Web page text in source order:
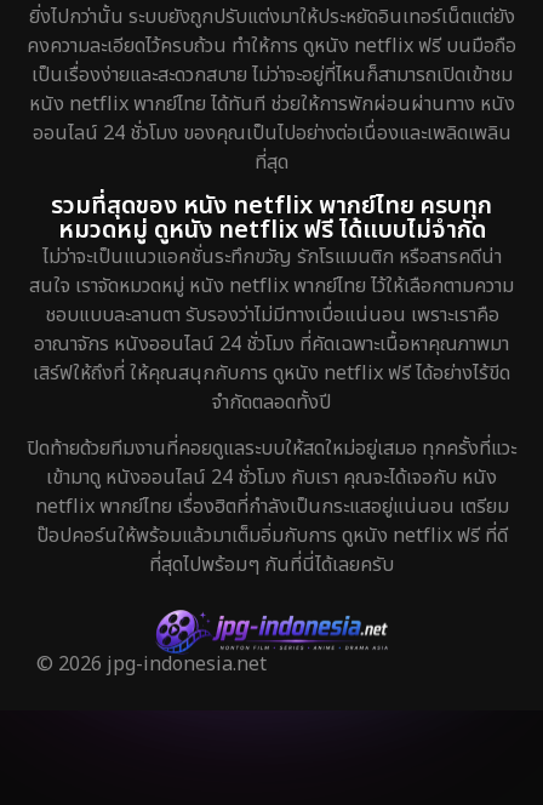
ยิ่งไปกว่านั้น ระบบยังถูกปรับแต่งมาให้ประหยัดอินเทอร์เน็ตแต่ยัง
คงความละเอียดไว้ครบถ้วน ทำให้การ ดูหนัง netflix ฟรี บนมือถือ
เป็นเรื่องง่ายและสะดวกสบาย ไม่ว่าจะอยู่ที่ไหนก็สามารถเปิดเข้าชม
หนัง netflix พากย์ไทย ได้ทันที ช่วยให้การพักผ่อนผ่านทาง หนัง
ออนไลน์ 24 ชั่วโมง ของคุณเป็นไปอย่างต่อเนื่องและเพลิดเพลิน
ที่สุด
รวมที่สุดของ หนัง netflix พากย์ไทย ครบทุก
หมวดหมู่ ดูหนัง netflix ฟรี ได้แบบไม่จำกัด
ไม่ว่าจะเป็นแนวแอคชั่นระทึกขวัญ รักโรแมนติก หรือสารคดีน่า
สนใจ เราจัดหมวดหมู่ หนัง netflix พากย์ไทย ไว้ให้เลือกตามความ
ชอบแบบละลานตา รับรองว่าไม่มีทางเบื่อแน่นอน เพราะเราคือ
อาณาจักร หนังออนไลน์ 24 ชั่วโมง ที่คัดเฉพาะเนื้อหาคุณภาพมา
เสิร์ฟให้ถึงที่ ให้คุณสนุกกับการ ดูหนัง netflix ฟรี ได้อย่างไร้ขีด
จำกัดตลอดทั้งปี
ปิดท้ายด้วยทีมงานที่คอยดูแลระบบให้สดใหม่อยู่เสมอ ทุกครั้งที่แวะ
เข้ามาดู หนังออนไลน์ 24 ชั่วโมง กับเรา คุณจะได้เจอกับ หนัง
netflix พากย์ไทย เรื่องฮิตที่กำลังเป็นกระแสอยู่แน่นอน เตรียม
ป๊อปคอร์นให้พร้อมแล้วมาเต็มอิ่มกับการ ดูหนัง netflix ฟรี ที่ดี
ที่สุดไปพร้อมๆ กันที่นี่ได้เลยครับ
© 2026 jpg-indonesia.net